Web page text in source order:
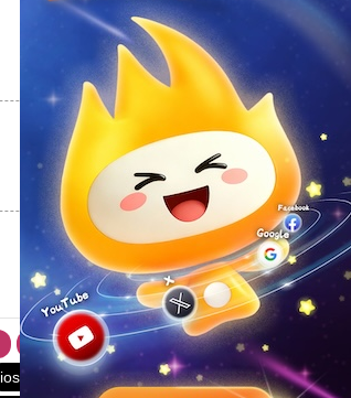
支持[0] 反对
支持[0] 反对[0]
旋风加速度器
outline
ios加速器 hammer加速器 ios加速器